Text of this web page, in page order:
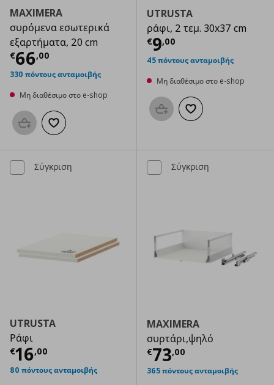
MAXIMERA
συρόμενα εσωτερικά
εξαρτήματα, 20 cm
€66,00
Τρέχουσα τιμή € 66,00
330 πόντους ανταμοιβής
Μη διαθέσιμο στο e-shop
Προσθήκη στο καλάθι
Προσθήκη στα αγαπημένα
UTRUSTA
ράφι, 2 τεμ. 30x37 cm
€9,00
Τρέχουσα
45 πόντους ανταμοιβής
Μη διαθέσιμο στο e-shop
Προσθήκη στο καλάθι
Προσθήκη στα
Σύγκριση
UTRUSTA
Ράφι
€16,00
Τρέχουσα τιμή € 16,00
80 πόντους ανταμοιβής
Σύγκριση
MAXIMERA
συρτάρι,ψηλό
€73,00
Τρέχουσα
365 πόντους ανταμοιβής